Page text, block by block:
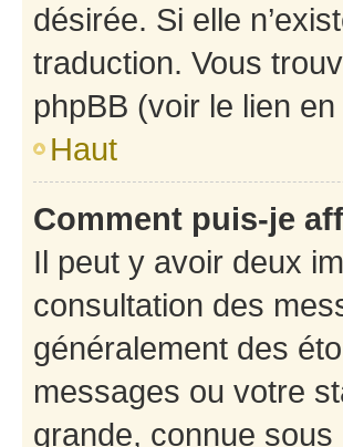
désirée. Si elle
traduction. Vous
phpBB (voir le lien
Haut
Comment puis-je
Il peut y avoir deux
consultation des
généralement des
messages ou votre
grande, connue sous